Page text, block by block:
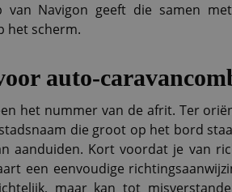
van Navigon geeft die samen
het scherm.
auto-
het nummer van de afrit. Ter
die groot op het bord
aanduiden. Kort voordat je van
een eenvoudige
maar kan tot